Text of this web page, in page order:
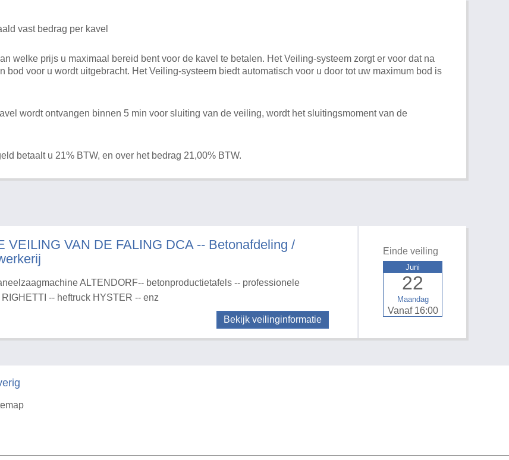
vast bedrag per kavel
welke prijs u maximaal bereid bent voor de kavel te betalen. Het Veiling-systeem zorgt er voor dat na
voor u wordt uitgebracht. Het Veiling-systeem biedt automatisch voor u door tot uw maximum bod is
wordt ontvangen binnen 5 min voor sluiting van de veiling, wordt het sluitingsmoment van de
betaalt u 21% BTW, en over het bedrag 21,00% BTW.
VEILING VAN DE FALING DCA -- Betonafdeling /
ALTENDORF-- betonproductietafels -- professionele
-- heftruck HYSTER -- enz
Bekijk veilinginformatie
Einde veiling
Maandag
22
Juni
Vanaf 16:00